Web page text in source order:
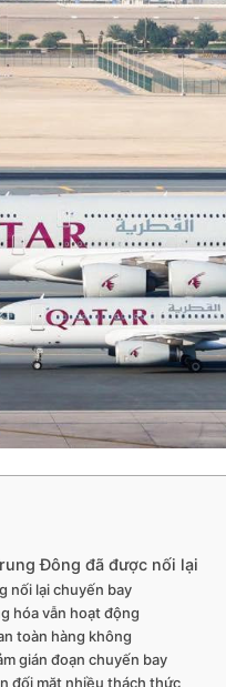
Đông đã được nối lại
nối lại chuyến bay
hóa vẫn hoạt động
toàn hàng không
gián đoạn chuyến bay
đối mặt nhiều thách thức